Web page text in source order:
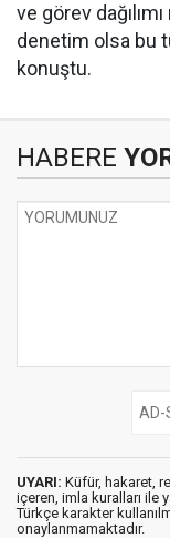
ve görev
denetim olsa bu
konuştu.
HABERE
UYARI: Küfür, hakaret,
içeren, imla kuralları ile
Türkçe karakter
onaylanmamaktadır.